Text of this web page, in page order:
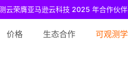
云荣膺亚马逊云科技 2025 年合作伙
出！ 专为中小团队与个人开发者设计
价格 生态合作 可观测